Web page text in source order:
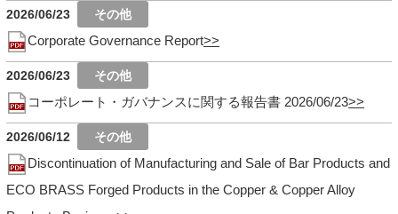
2026/06/23
Corporate Governance Report
2026/06/23
コーポレート・ガバナンスに関する報告書 2026/06/23
2026/06/12
Discontinuation of Manufacturing and Sale of Bar Products and
ECO BRASS Forged Products in the Copper & Copper Alloy